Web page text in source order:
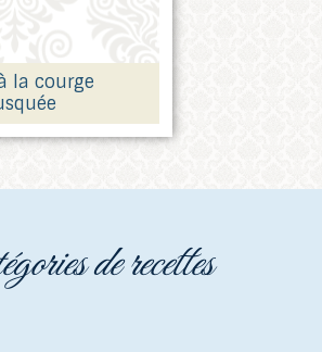
la courge
de recettes